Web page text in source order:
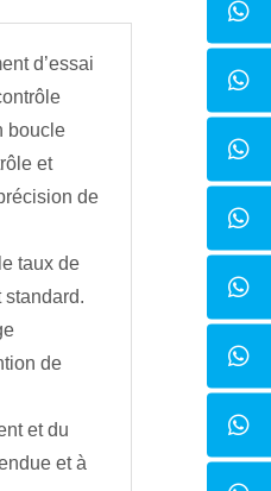
d’essai
boucle
et
de
taux de
standard.
de
et du
et à